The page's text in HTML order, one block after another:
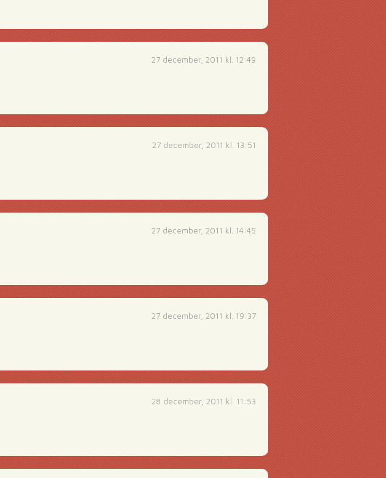
27 december, 2011 kl. 12:49
27 december, 2011 kl. 13:51
27 december, 2011 kl. 14:45
27 december, 2011 kl. 19:37
28 december, 2011 kl. 11:53